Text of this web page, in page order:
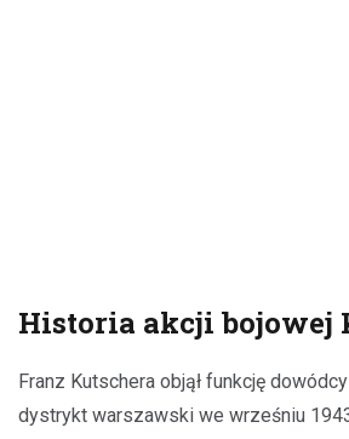
Historia akcji bojowej
Franz Kutschera objął funkcję
dystrykt warszawski we wrześniu